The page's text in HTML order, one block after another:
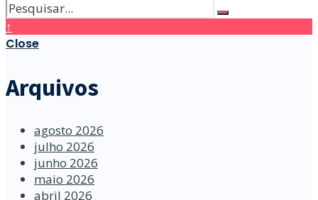
↑
Close
Arquivos
agosto 2026
julho 2026
junho 2026
maio 2026
abril 2026